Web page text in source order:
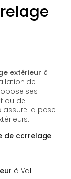
extérieur à
de
ses
ou de
assure la pose
de carrelage
à Val